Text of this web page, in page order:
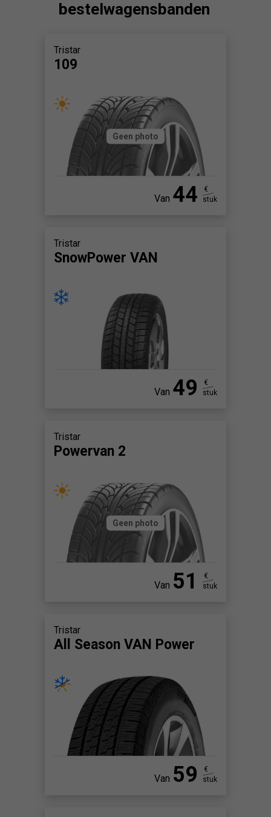
bestelwagensbanden
Tristar
109
Geen photo
Van 44
€
stuk
Tristar
SnowPower VAN
Van 49
€
stuk
Tristar
Powervan 2
Geen photo
Van 51
€
stuk
Tristar
All Season VAN Power
Van 59
€
stuk